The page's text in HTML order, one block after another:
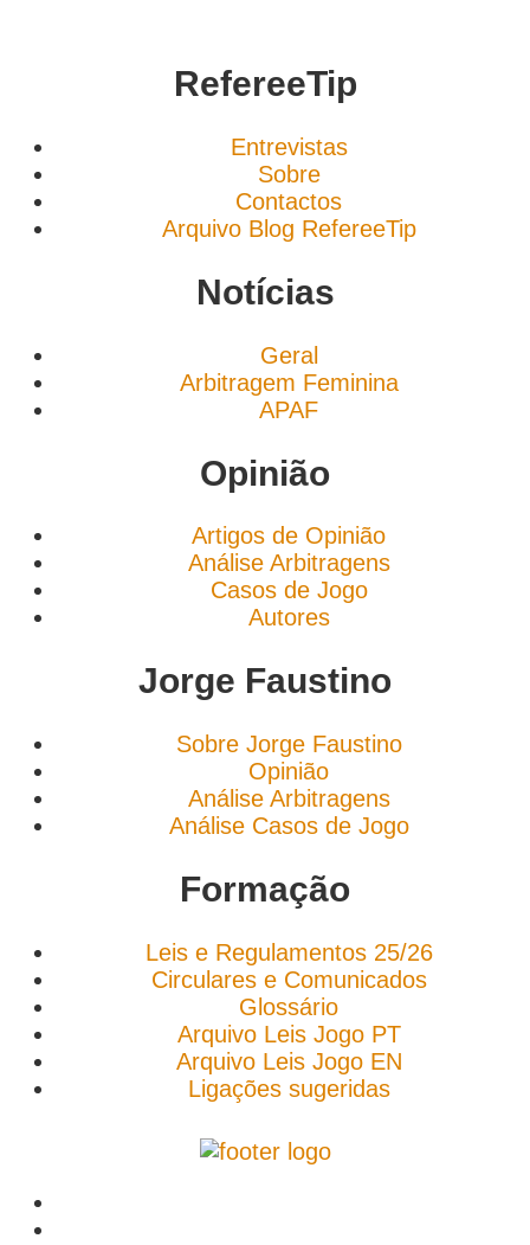
RefereeTip
Entrevistas
Sobre
Contactos
Arquivo Blog RefereeTip
Notícias
Geral
Arbitragem Feminina
APAF
Opinião
Artigos de Opinião
Análise Arbitragens
Casos de Jogo
Autores
Jorge Faustino
Sobre Jorge Faustino
Opinião
Análise Arbitragens
Análise Casos de Jogo
Formação
Leis e Regulamentos 25/26
Circulares e Comunicados
Glossário
Arquivo Leis Jogo PT
Arquivo Leis Jogo EN
Ligações sugeridas